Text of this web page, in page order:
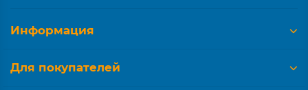
Информация
Для покупателей